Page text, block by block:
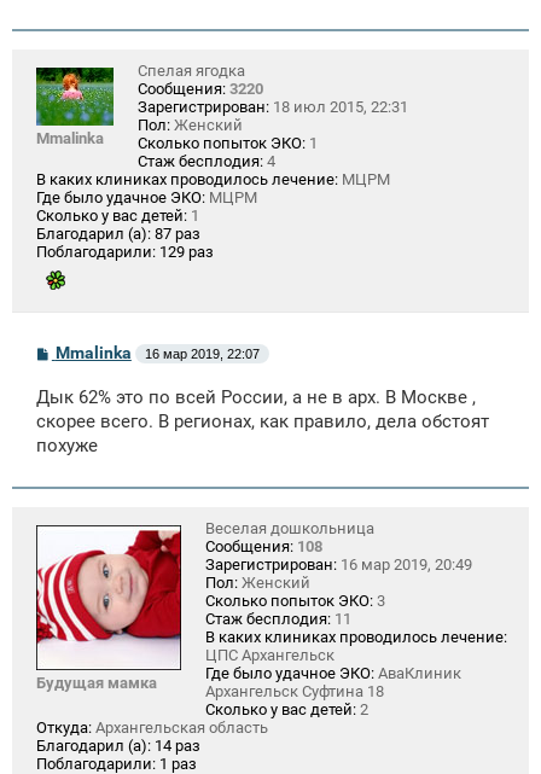
Mmalinka
Спелая ягодка
Сообщения: 3220
Зарегистрирован: 18 июл 2015, 22:31
Пол: Женский
Сколько попыток ЭКО: 1
Стаж бесплодия: 4
В каких клиниках проводилось лечение: МЦРМ
Где было удачное ЭКО: МЦРМ
Сколько у вас детей: 1
Благодарил (а): 87 раз
Поблагодарили: 129 раз
С
о
б
щ
н
е
Mmalinka 16 мар 2019, 22:07
Дык 62% это по всей России, а не в арх. В Москве ,
скорее всего. В регионах, как правило, дела обстоят
похуже
Будущая мамка
Веселая дошкольница
Сообщения: 108
Зарегистрирован: 16 мар 2019, 20:49
Пол: Женский
Сколько попыток ЭКО: 3
Стаж бесплодия: 11
В каких клиниках проводилось лечение:
ЦПС Архангельск
Где было удачное ЭКО: АваКлиник
Архангельск Суфтина 18
Сколько у вас детей: 2
Откуда: Архангельская область
Благодарил (а): 14 раз
Поблагодарили: 1 раз